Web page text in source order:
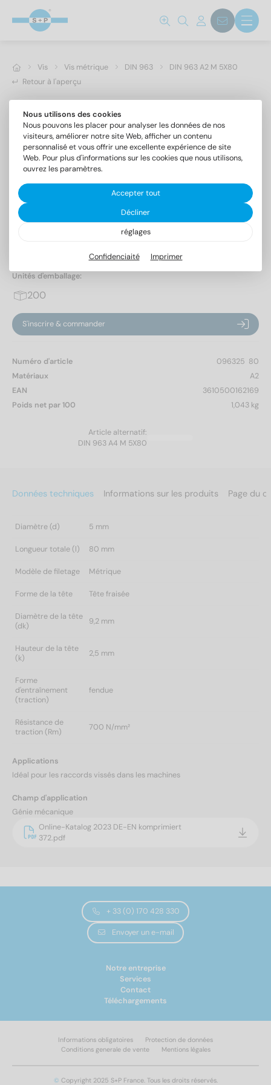
Vis Vis métrique DIN 963
DIN 963 A2 M 5X80
Retour à l'aperçu
Vis à tête fraisée fendue
Unités d'emballage:
200
S'inscrire & commander
Numéro d'article
096325  80
Matériaux
A2
EAN
3610500162169
Poids net par 100
1,043 kg
Article alternatif:
DIN 963 A4 M 5X80
Données techniques Informations sur les produits Page du
Diamètre (d) 5 mm
Longueur totale (l) 80 mm
Modèle de filetage Métrique
Forme de la tête Tête fraisée
Diamètre de la tête
(dk)
9,2 mm
Hauteur de la tête
(k)
2,5 mm
Forme
d'entraînement
(traction)
fendue
Résistance de
traction (Rm)
700 N/mm²
Applications
Idéal pour les raccords vissés dans les machines
Champ d'application
Génie mécanique
Online-Katalog 2023 DE-EN komprimiert
372.pdf
+ 33 (0) 170 428 330
Envoyer un e-mail
Notre entreprise
Services
Contact
Téléchargements
© Copyright 2025 S+P France. Tous les droits réservés.
Informations obligatoires
Protection de données
Conditions generale de vente
Mentions légales
Nous utilisons des cookies
Nous pouvons les placer pour analyser les données de nos
visiteurs, améliorer notre site Web, afficher un contenu
personnalisé et vous offrir une excellente expérience de site
Web. Pour plus d'informations sur les cookies que nous utilisons,
ouvrez les paramètres.
Accepter tout
Décliner
réglages
Confidenciaité Imprimer